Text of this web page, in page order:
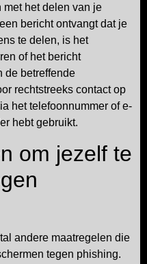
met het delen van je
bericht ontvangt dat je
te delen, is het
of het bericht
de betreffende
rechtstreeks contact op
het telefoonnummer of e-
hebt gebruikt.
om jezelf te
andere maatregelen die
tegen phishing.